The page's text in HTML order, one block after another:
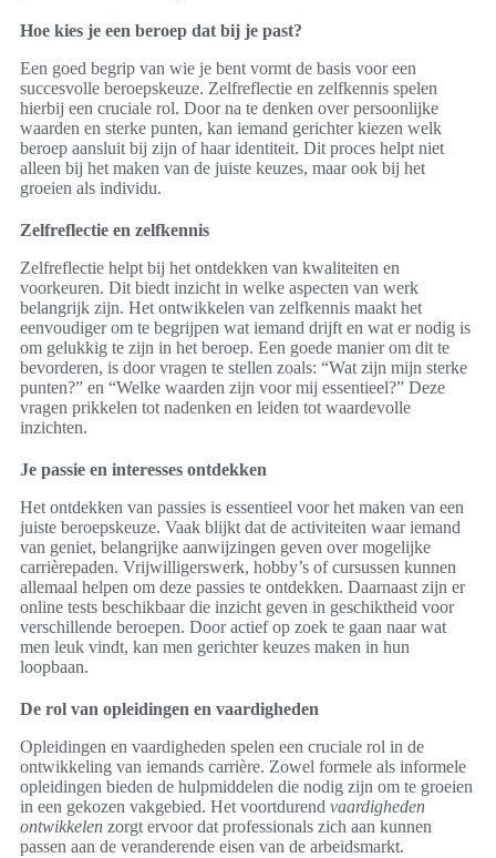
Hoe kies je een beroep dat bij je past?
Een goed begrip van wie je bent vormt de basis voor een
succesvolle beroepskeuze. Zelfreflectie en zelfkennis spelen
hierbij een cruciale rol. Door na te denken over persoonlijke
waarden en sterke punten, kan iemand gerichter kiezen welk
beroep aansluit bij zijn of haar identiteit. Dit proces helpt niet
alleen bij het maken van de juiste keuzes, maar ook bij het
groeien als individu.
Zelfreflectie en zelfkennis
Zelfreflectie helpt bij het ontdekken van kwaliteiten en
voorkeuren. Dit biedt inzicht in welke aspecten van werk
belangrijk zijn. Het ontwikkelen van zelfkennis maakt het
eenvoudiger om te begrijpen wat iemand drijft en wat er nodig is
om gelukkig te zijn in het beroep. Een goede manier om dit te
bevorderen, is door vragen te stellen zoals: “Wat zijn mijn sterke
punten?” en “Welke waarden zijn voor mij essentieel?” Deze
vragen prikkelen tot nadenken en leiden tot waardevolle
inzichten.
Je passie en interesses ontdekken
Het ontdekken van passies is essentieel voor het maken van een
juiste beroepskeuze. Vaak blijkt dat de activiteiten waar iemand
van geniet, belangrijke aanwijzingen geven over mogelijke
carrièrepaden. Vrijwilligerswerk, hobby’s of cursussen kunnen
allemaal helpen om deze passies te ontdekken. Daarnaast zijn er
online tests beschikbaar die inzicht geven in geschiktheid voor
verschillende beroepen. Door actief op zoek te gaan naar wat
men leuk vindt, kan men gerichter keuzes maken in hun
loopbaan.
De rol van opleidingen en vaardigheden
Opleidingen en vaardigheden spelen een cruciale rol in de
ontwikkeling van iemands carrière. Zowel formele als informele
opleidingen bieden de hulpmiddelen die nodig zijn om te groeien
in een gekozen vakgebied. Het voortdurend vaardigheden
ontwikkelen zorgt ervoor dat professionals zich aan kunnen
passen aan de veranderende eisen van de arbeidsmarkt.